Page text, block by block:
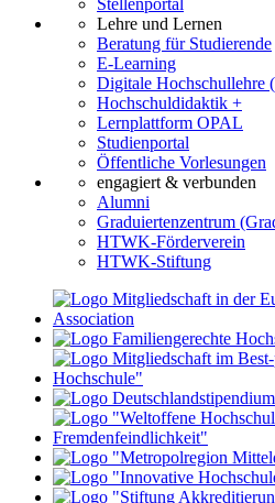
Lehre und Lernen
Beratung für Studierende
E-Learning
Digitale Hochschullehre
Hochschuldidaktik +
Lernplattform OPAL
Studienportal
Öffentliche Vorlesungen
engagiert & verbunden
Alumni
Graduiertenzentrum
HTWK-Förderverein
HTWK-Stiftung